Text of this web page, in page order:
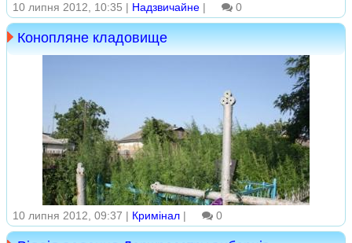
10 липня 2012, 10:35 | Надзвичайне | 0
Конопляне кладовище
10 липня 2012, 09:37 | Кримінал | 0